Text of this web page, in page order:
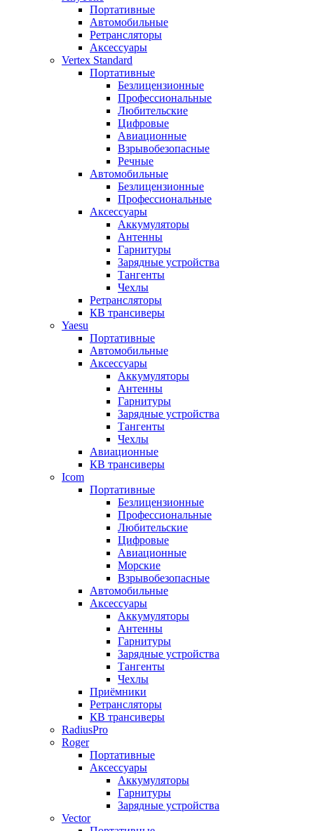
Портативные
Автомобильные
Ретрансляторы
Аксессуары
Vertex Standard
Портативные
Безлицензионные
Профессиональные
Любительские
Цифровые
Авиационные
Взрывобезопасные
Речные
Автомобильные
Безлицензионные
Профессиональные
Аксессуары
Аккумуляторы
Антенны
Гарнитуры
Зарядные устройства
Тангенты
Чехлы
Ретрансляторы
КВ трансиверы
Yaesu
Портативные
Автомобильные
Аксессуары
Аккумуляторы
Антенны
Гарнитуры
Зарядные устройства
Тангенты
Чехлы
Авиационные
КВ трансиверы
Icom
Портативные
Безлицензионные
Профессиональные
Любительские
Цифровые
Авиационные
Морские
Взрывобезопасные
Автомобильные
Аксессуары
Аккумуляторы
Антенны
Гарнитуры
Зарядные устройства
Тангенты
Чехлы
Приёмники
Ретрансляторы
КВ трансиверы
RadiusPro
Roger
Портативные
Аксессуары
Аккумуляторы
Гарнитуры
Зарядные устройства
Vector